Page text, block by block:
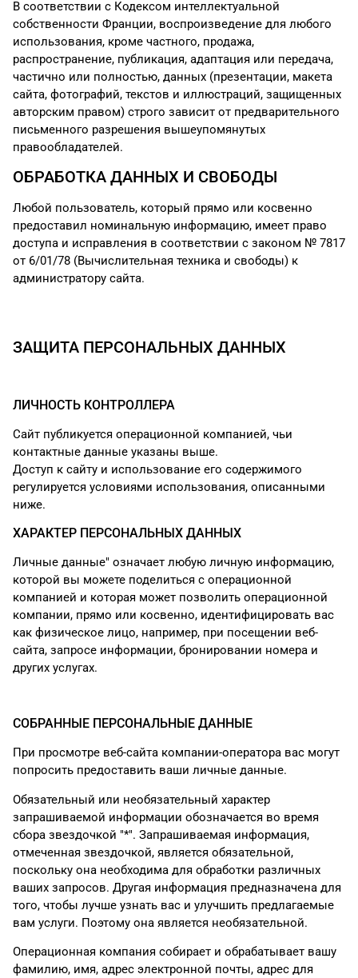
В соответствии с Кодексом интеллектуальной
собственности Франции, воспроизведение для любого
использования, кроме частного, продажа,
распространение, публикация, адаптация или передача,
частично или полностью, данных (презентации, макета
сайта, фотографий, текстов и иллюстраций, защищенных
авторским правом) строго зависит от предварительного
письменного разрешения вышеупомянутых
правообладателей.
ОБРАБОТКА ДАННЫХ И СВОБОДЫ
Любой пользователь, который прямо или косвенно
предоставил номинальную информацию, имеет право
доступа и исправления в соответствии с законом № 7817
от 6/01/78 (Вычислительная техника и свободы) к
администратору сайта.
ЗАЩИТА ПЕРСОНАЛЬНЫХ ДАННЫХ
ЛИЧНОСТЬ КОНТРОЛЛЕРА
Сайт публикуется операционной компанией, чьи
контактные данные указаны выше.
Доступ к сайту и использование его содержимого
регулируется условиями использования, описанными
ниже.
ХАРАКТЕР ПЕРСОНАЛЬНЫХ ДАННЫХ
Личные данные" означает любую личную информацию,
которой вы можете поделиться с операционной
компанией и которая может позволить операционной
компании, прямо или косвенно, идентифицировать вас
как физическое лицо, например, при посещении веб-
сайта, запросе информации, бронировании номера и
других услугах.
СОБРАННЫЕ ПЕРСОНАЛЬНЫЕ ДАННЫЕ
При просмотре веб-сайта компании-оператора вас могут
попросить предоставить ваши личные данные.
Обязательный или необязательный характер
запрашиваемой информации обозначается во время
сбора звездочкой "*". Запрашиваемая информация,
отмеченная звездочкой, является обязательной,
поскольку она необходима для обработки различных
ваших запросов. Другая информация предназначена для
того, чтобы лучше узнать вас и улучшить предлагаемые
вам услуги. Поэтому она является необязательной.
Операционная компания собирает и обрабатывает вашу
фамилию, имя, адрес электронной почты, адрес для